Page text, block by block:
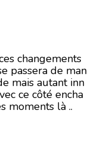
changements
passera de man
mais autant inn
ce côté encha
moments là ..